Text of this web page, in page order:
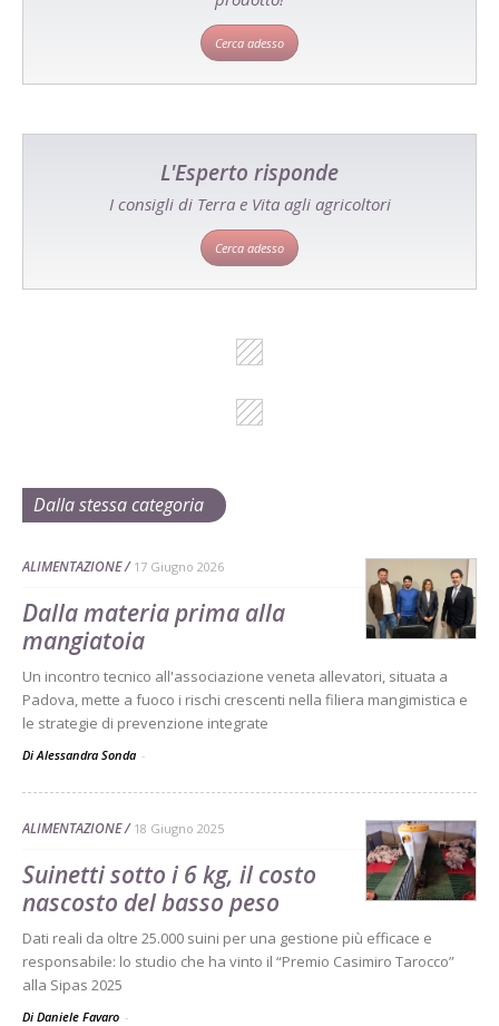
Cerca adesso
L'Esperto risponde
I consigli di Terra e Vita agli agricoltori
Cerca adesso
Dalla stessa categoria
ALIMENTAZIONE 17 Giugno 2026
Dalla materia prima alla
mangiatoia
Un incontro tecnico all'associazione veneta allevatori, situata a
Padova, mette a fuoco i rischi crescenti nella filiera mangimistica e
le strategie di prevenzione integrate
Di Alessandra Sonda -
ALIMENTAZIONE 18 Giugno 2025
Suinetti sotto i 6 kg, il costo
nascosto del basso peso
Dati reali da oltre 25.000 suini per una gestione più efficace e
responsabile: lo studio che ha vinto il “Premio Casimiro Tarocco”
alla Sipas 2025
Di Daniele Favaro -